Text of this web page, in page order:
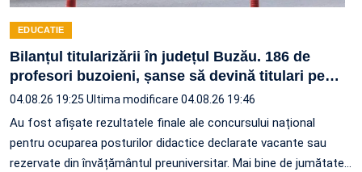
EDUCATIE
Bilanțul titularizării în județul Buzău. 186 de
profesori buzoieni, șanse să devină titulari pe…
04.08.26 19:25 Ultima modificare 04.08.26 19:46
Au fost afișate rezultatele finale ale concursului național
pentru ocuparea posturilor didactice declarate vacante sau
rezervate din învățământul preuniversitar. Mai bine de jumătate…